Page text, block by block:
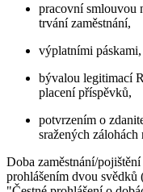
pracovní smlouvou
trvání zaměstnání,
výplatními
bývalou legitimací
placení příspěvků,
potvrzením o
sražených zálohách
Doba zaměstnání/
prohlášením dvou svědků